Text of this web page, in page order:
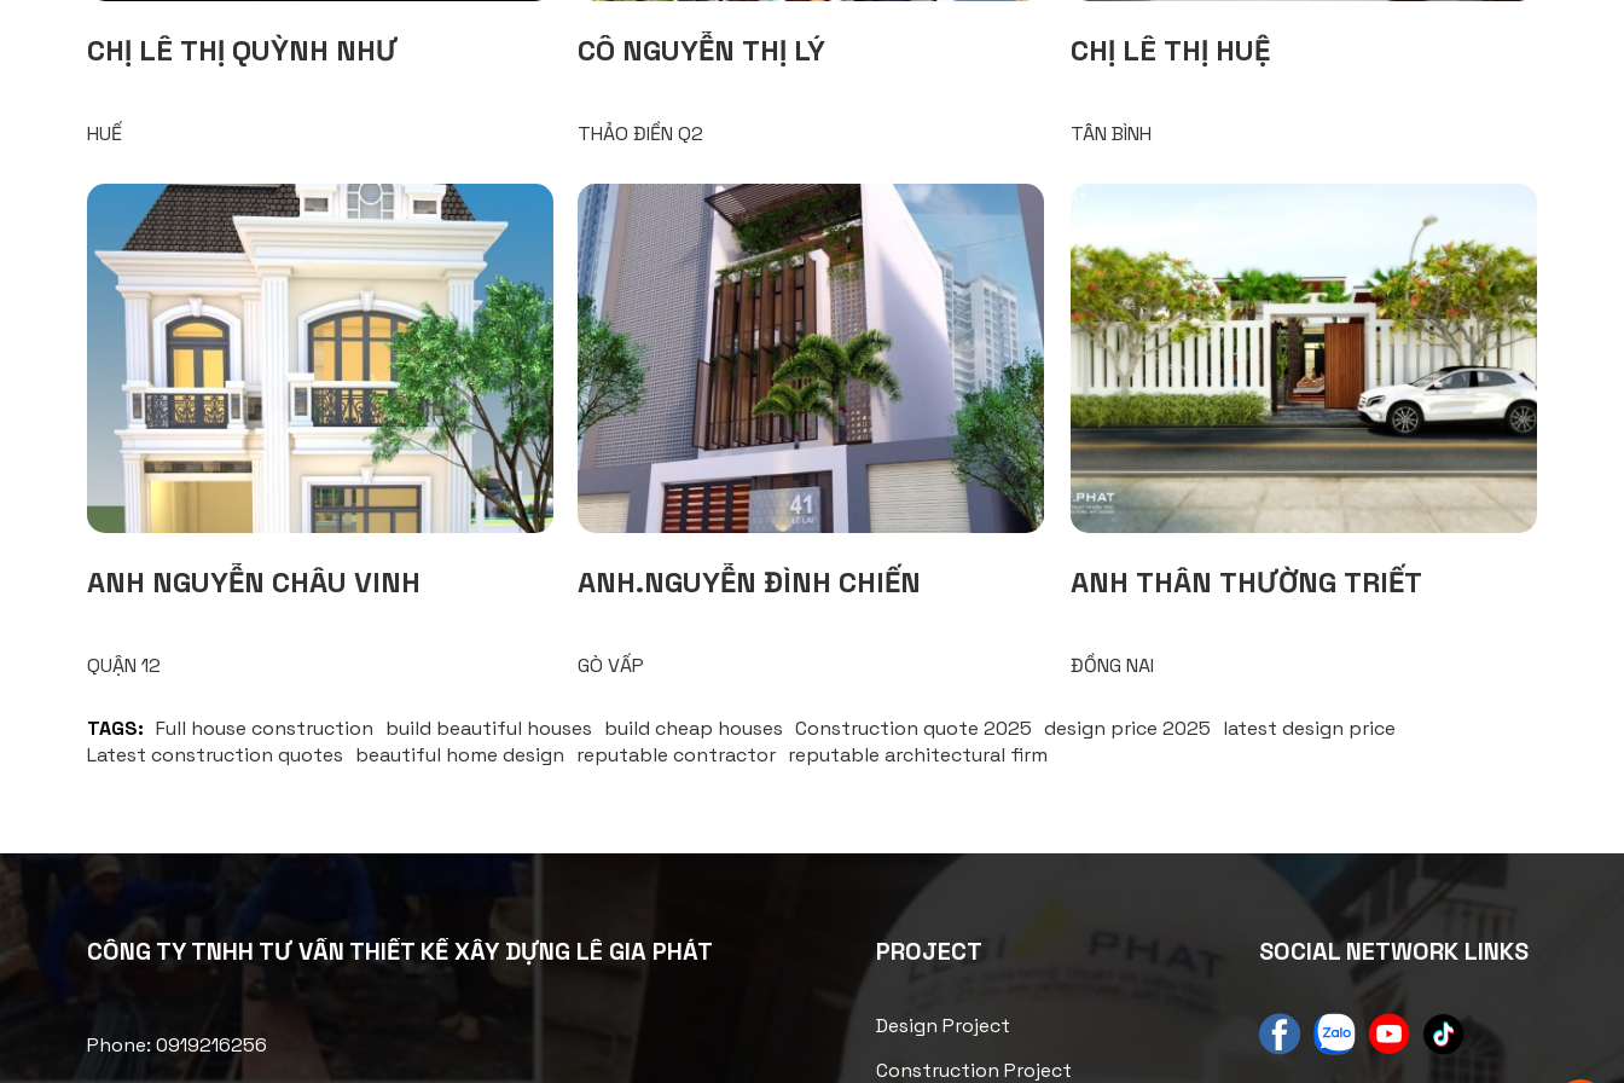
CHỊ LÊ THỊ QUỲNH NHƯ
HUẾ
CÔ NGUYỄN THỊ LÝ
THẢO ĐIỀN Q2
CHỊ LÊ THỊ HUỆ
TÂN BÌNH
ANH NGUYỄN CHÂU VINH
QUẬN 12
ANH.NGUYỄN ĐÌNH CHIẾN
GÒ VẤP
ANH THÂN THƯỜNG TRIẾT
ĐỒNG NAI
TAGS: Full house construction build beautiful houses build cheap houses Construction quote 2025 design price 2025 latest design price
Latest construction quotes beautiful home design reputable contractor reputable architectural firm
CÔNG TY TNHH TƯ VẤN THIẾT KẾ XÂY DỰNG LÊ GIA PHÁT
Phone: 0919216256
PROJECT
Design Project
Construction Project
SOCIAL NETWORK LINKS